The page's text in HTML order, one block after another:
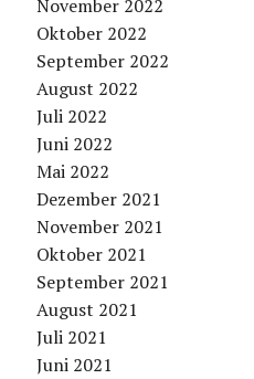
November 2022
Oktober 2022
September 2022
August 2022
Juli 2022
Juni 2022
Mai 2022
Dezember 2021
November 2021
Oktober 2021
September 2021
August 2021
Juli 2021
Juni 2021